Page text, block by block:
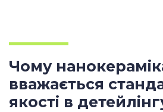
Чому
вважається
якості в